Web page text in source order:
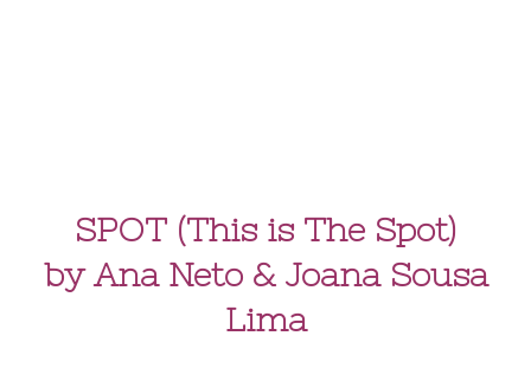
SPOT (This is The Spot)
by Ana Neto & Joana Sousa
Lima